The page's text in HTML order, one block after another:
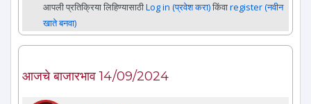
आपली प्रतिक्रिया लिहिण्यासाठीLog in (प्रवेश करा)किंवाregister (नवीन
खाते बनवा)
आजचे बाजारभाव 14/09/2024